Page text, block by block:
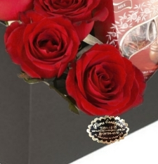
Arranjos Florais
R$1.999,00